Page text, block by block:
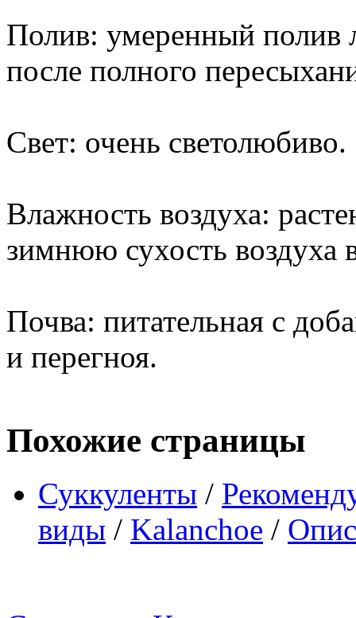
Полив: умеренный полив
после полного
Свет: очень светолюбиво.
Влажность воздуха:
зимнюю сухость воздуха
Почва: питательная с
и перегноя.
Похожие страницы
Суккуленты /
виды / Kalanchoe /